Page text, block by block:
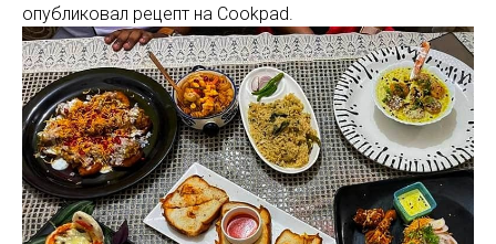
опубликовал рецепт на Cookpad.